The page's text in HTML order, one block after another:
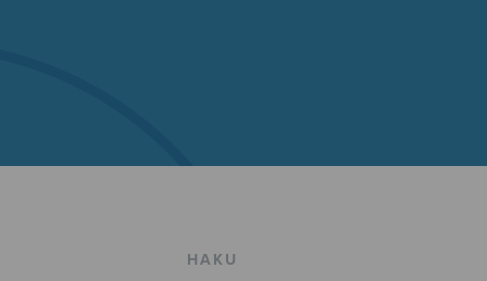
HAKU